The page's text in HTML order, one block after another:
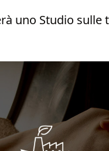
uno Studio sulle